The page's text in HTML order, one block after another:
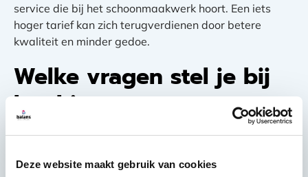
Deze website maakt gebruik van cookies
service die bij het schoonmaakwerk hoort. Een iets
hoger tarief kan zich terugverdienen door betere
kwaliteit en minder gedoe.
Welke vragen stel je bij
het kiezen van een
schoonmaakbedrijf voor
je kantoor?